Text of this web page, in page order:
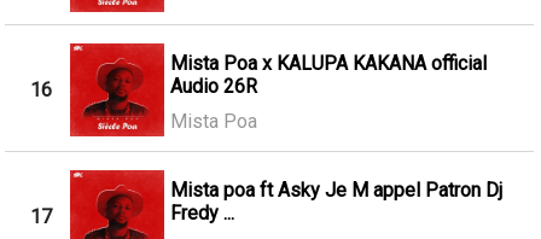
16
Mista Poa x KALUPA KAKANA official
Audio 26R
Mista Poa
17
Mista poa ft Asky Je M appel Patron Dj
Fredy ...